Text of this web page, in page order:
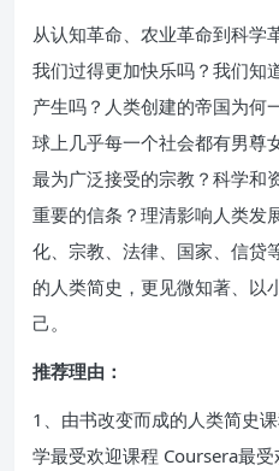
从认知革命、农业革命到科学
我们过得更加快乐吗？我们知
产生吗？人类创建的帝国为何
球上几乎每一个社会都有男尊
最为广泛接受的宗教？科学和
重要的信条？理清影响人类发
化、宗教、法律、国家、信贷
的人类简史，更见微知著、以
己。
推荐理由：
1、由书改变而成的人类简史
学最受欢迎课程 Coursera最